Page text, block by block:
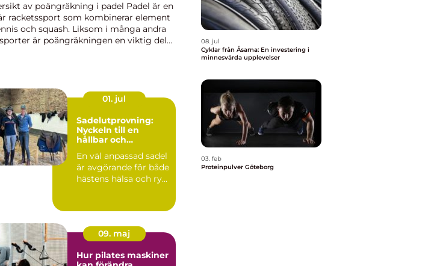
av poängräkning i padel Padel är en
racketssport som kombinerar element
och squash. Liksom i många andra
är poängräkningen en viktig del
01. jul
Sadelutprovning:
Nyckeln till en
hållbar och
En väl anpassad sadel
är avgörande för både
hästens hälsa och ry...
09. maj
Hur pilates maskiner
08. jul
Cyklar från Åsarna: En investering i
minnesvärda upplevelser
03. feb
Proteinpulver Göteborg